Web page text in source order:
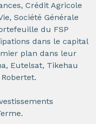
Crédit Agricole
Société Générale
du FSP
dans le capital
plan dans leur
Eutelsat, Tikehau